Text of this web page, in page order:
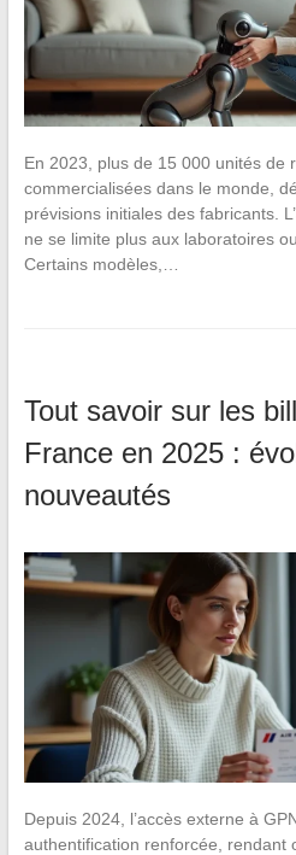
En 2023, plus de 15 000 unités de
commercialisées dans le monde,
prévisions initiales des fabricants.
ne se limite plus aux laboratoires
Certains modèles,…
Tout savoir sur les
France en 2025 :
nouveautés
Depuis 2024, l’accès externe à
authentification renforcée, rendant